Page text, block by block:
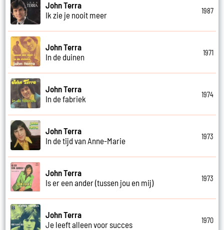
John Terra
Ik zie je nooit meer
1987
John Terra
In de duinen
1971
John Terra
In de fabriek
1974
John Terra
In de tijd van Anne-Marie
1973
John Terra
Is er een ander (tussen jou en mij)
1973
John Terra
Je leeft alleen voor succes
1970